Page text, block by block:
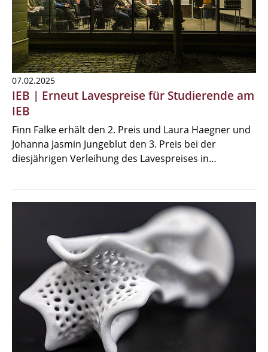
07.02.2025
IEB | Erneut Lavespreise für Studierende am
IEB
Finn Falke erhält den 2. Preis und Laura Haegner und
Johanna Jasmin Jungeblut den 3. Preis bei der
diesjährigen Verleihung des Lavespreises in…